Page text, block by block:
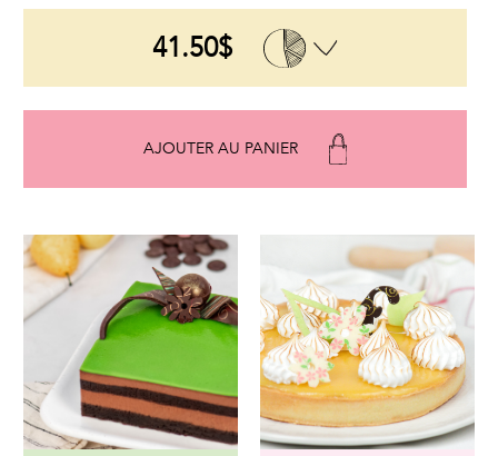
arôme de vanille.) Motif : (Gras
végétale, sucre, poudre de lait
écrémé, poudre de blé, beurre de
cacao, colorant, vanille, lécithine de
soya).
41.50$
AJOUTER AU PANIER